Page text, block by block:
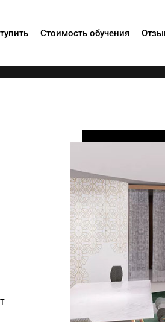
Стоимость обучения